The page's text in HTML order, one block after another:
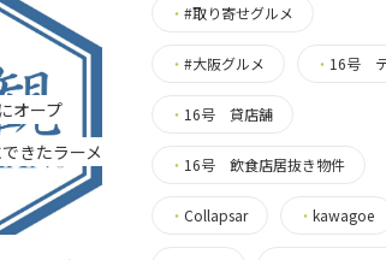
オープ
きたラーメ
・ #取り寄せグルメ
・ #大阪グルメ ・ 16号
・ 16号 貸店舗
・ 16号 飲食店居抜き物件
・ Collapsar ・ kawagoe